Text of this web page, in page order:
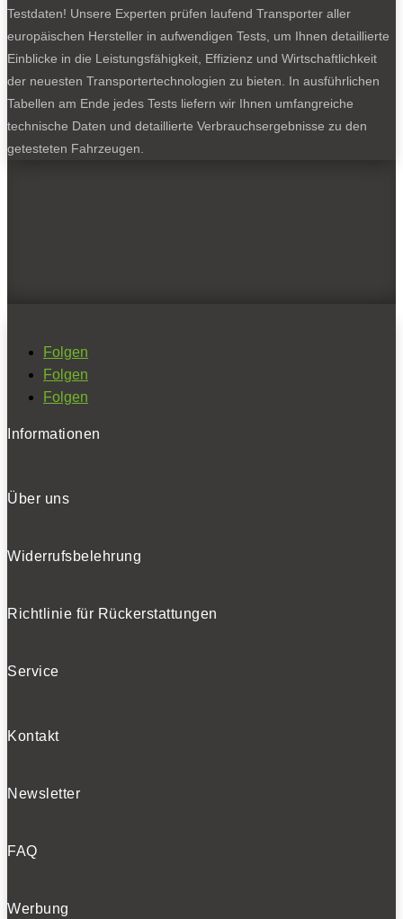
Testdaten! Unsere Experten prüfen laufend Transporter aller
europäischen Hersteller in aufwendigen Tests, um Ihnen detaillierte
Einblicke in die Leistungsfähigkeit, Effizienz und Wirtschaftlichkeit
der neuesten Transportertechnologien zu bieten. In ausführlichen
Tabellen am Ende jedes Tests liefern wir Ihnen umfangreiche
technische Daten und detaillierte Verbrauchsergebnisse zu den
getesteten Fahrzeugen.
Folgen
Folgen
Folgen
Informationen
Über uns
Widerrufsbelehrung
Richtlinie für Rückerstattungen
Service
Kontakt
Newsletter
FAQ
Werbung